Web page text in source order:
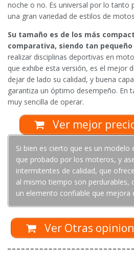
noche o no. Es universal por lo tanto
una gran variedad de estilos de
Su tamaño es de los más
comparativa, siendo tan
realizar disciplinas deportivas en
que exhibe esta versión, es el mejor
dejar de lado su calidad, y buena
garantiza un óptimo desempeño. En
muy sencilla de operar.
Ver mejor
Si bien es cierto que es un
que probado por los moteros, y
intermitentes de calidad, que
al mismo tiempo son perdurables,
un elemento confiable que mejora
Ver Otras